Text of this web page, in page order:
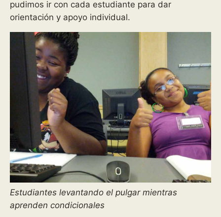
pudimos ir con cada estudiante para dar
orientación y apoyo individual.
Estudiantes levantando el pulgar mientras
aprenden condicionales